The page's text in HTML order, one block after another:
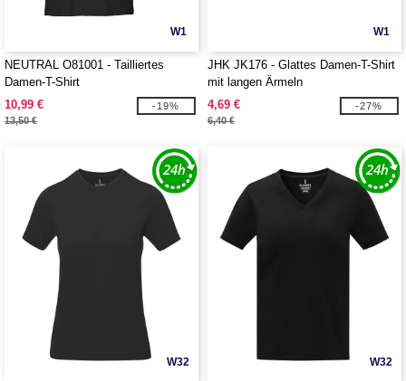
W1
NEUTRAL O81001 - Tailliertes
Damen-T-Shirt
10,99 €
13,50 €
-19%
W1
JHK JK176 - Glattes Damen-T-Shirt
mit langen Ärmeln
4,69 €
6,40 €
-27%
W32 W32